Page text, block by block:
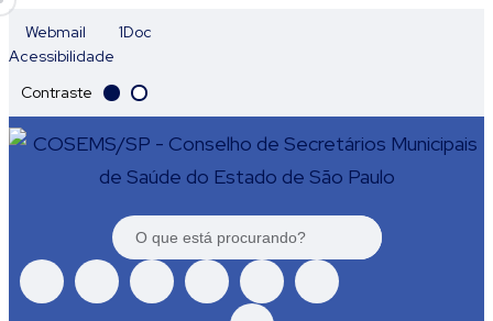
Webmail
1Doc
Acessibilidade
Contraste